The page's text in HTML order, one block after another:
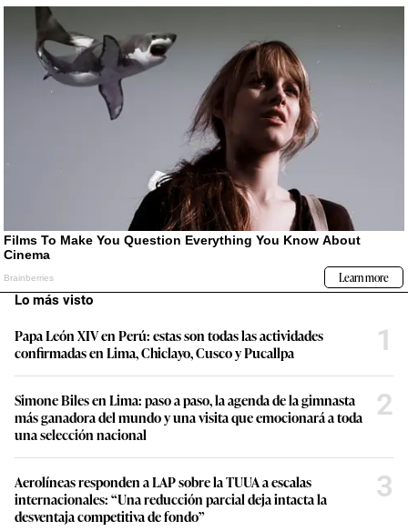
Lo más visto
Papa León XIV en Perú: estas son todas las actividades
confirmadas en Lima, Chiclayo, Cusco y Pucallpa
1
Simone Biles en Lima: paso a paso, la agenda de la gimnasta
más ganadora del mundo y una visita que emocionará a toda
una selección nacional
2
Aerolíneas responden a LAP sobre la TUUA a escalas
internacionales: “Una reducción parcial deja intacta la
desventaja competitiva de fondo”
3